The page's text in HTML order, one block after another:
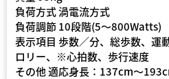
負荷方式 渦電流方式
負荷調節 10段階(5～800Watts)
表示項目 歩数／分、総歩数、運
ロリー、※心拍数、歩行速度
その他 適応身長：137cm～